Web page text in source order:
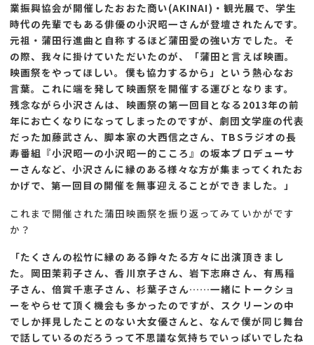
業振興協会が開催したおおた商い(AKINAI)・観光展で、学生
時代の先輩でもある俳優の小沢昭一さんが登壇されたんです。
元祖・蒲田行進曲と自称するほど蒲田愛の強い方でした。そ
の際、我々に掛けていただいたのが、「蒲田と言えば映画。
映画祭をやってほしい。僕も協力するから」という熱心なお
言葉。これに端を発して映画祭を開催する運びとなります。
残念ながら小沢さんは、映画祭の第一回目となる2013年の前
年にお亡くなりになってしまったのですが、劇団文学座の代表
だった加藤武さん、脚本家の大西信之さん、TBSラジオの長
寿番組『小沢昭一の小沢昭一的こころ』の坂本プロデューサ
ーさんなど、小沢さんに縁のある様々な方が集まってくれたお
かげで、第一回目の開催を無事迎えることができました。」
これまで開催された蒲田映画祭を振り返ってみていかがです
か？
「たくさんの松竹に縁のある錚々たる方々に出演頂きまし
た。岡田茉莉子さん、香川京子さん、岩下志麻さん、有馬稲
子さん、倍賞千恵子さん、杉葉子さん……一緒にトークショ
ーをやらせて頂く機会も多かったのですが、スクリーンの中
でしか拝見したことのない大女優さんと、なんで僕が同じ舞台
で話しているのだろうって不思議な気持ちでいっぱいでしたね